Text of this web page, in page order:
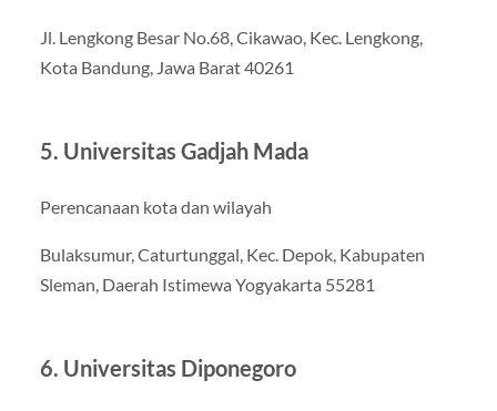
Jl. Lengkong Besar No.68, Cikawao, Kec. Lengkong,
Kota Bandung, Jawa Barat 40261
5. Universitas Gadjah Mada
Perencanaan kota dan wilayah
Bulaksumur, Caturtunggal, Kec. Depok, Kabupaten
Sleman, Daerah Istimewa Yogyakarta 55281
6. Universitas Diponegoro